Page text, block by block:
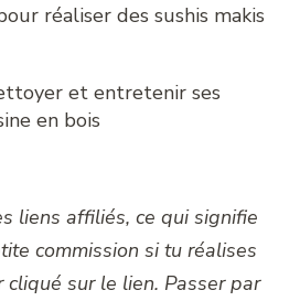
réaliser des sushis makis
et entretenir ses
en bois
liens affiliés, ce qui signifie
commission si tu réalises
cliqué sur le lien. Passer par